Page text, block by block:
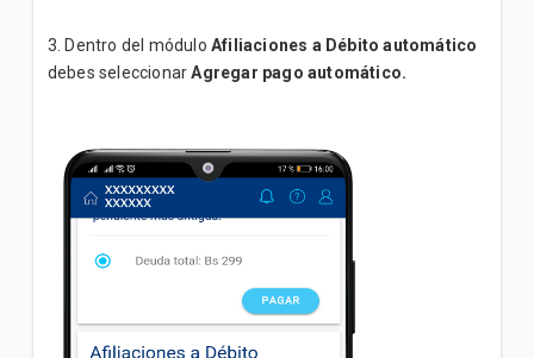
3. Dentro del módulo Afiliaciones a Débito automático
debes seleccionarAgregar pago automático.